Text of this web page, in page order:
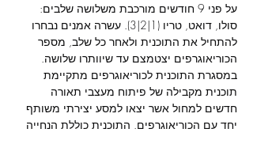
על פני 9 חודשים מורכבת משלושה שלבים:
סולו, דואט, טריו (1|2|3). עשרה אמנים נבחרו
להתחיל את התוכנית ולאחר כל שלב, מספר
הכוריאוגרפים יצטמצם עד שיוותרו שלושה.
במסגרת התוכנית לכוריאוגרפים מתקיימת
תוכנית מקבילה של פיתוח מעצבי תאורה
חדשים למחול אשר יצאו למסע יצירתי משותף
יחד עם הכוריאוגרפים. התוכנית כוללת הנחייה